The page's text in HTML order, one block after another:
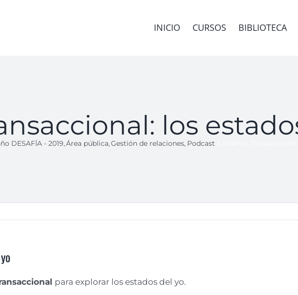
INICIO CURSOS BIBLIOTECA
los
DESAFÍA - 2019 Área pública Gestión de relaciones Podcast
para explorar los estados del yo.